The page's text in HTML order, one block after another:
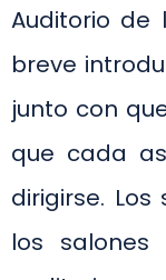
Auditorio de
breve
junto con
que cada
dirigirse.
los salones